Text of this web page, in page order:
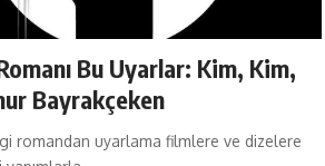
Bu Uyarlar: Kim, Kim,
Bayrakçeken
romandan uyarlama filmlere ve dizelere